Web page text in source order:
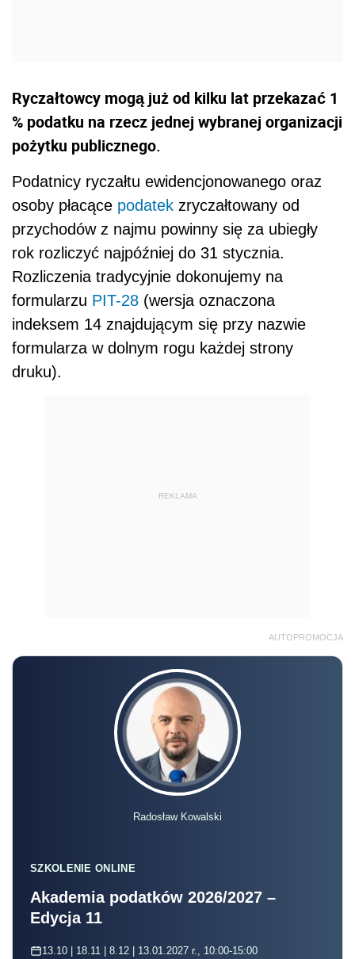
Ryczałtowcy mogą już od kilku lat przekazać 1
% podatku na rzecz jednej wybranej organizacji
pożytku publicznego.
Podatnicy ryczałtu ewidencjonowanego oraz
osoby płacące podatek zryczałtowany od
przychodów z najmu powinny się za ubiegły
rok rozliczyć najpóźniej do 31 stycznia.
Rozliczenia tradycyjnie dokonujemy na
formularzu PIT-28 (wersja oznaczona
indeksem 14 znajdującym się przy nazwie
formularza w dolnym rogu każdej strony
druku).
REKLAMA
AUTOPROMOCJA
Radosław Kowalski
SZKOLENIE ONLINE
Akademia podatków 2026/2027 –
Edycja 11
13.10 | 18.11 | 8.12 | 13.01.2027 r., 10:00-15:00